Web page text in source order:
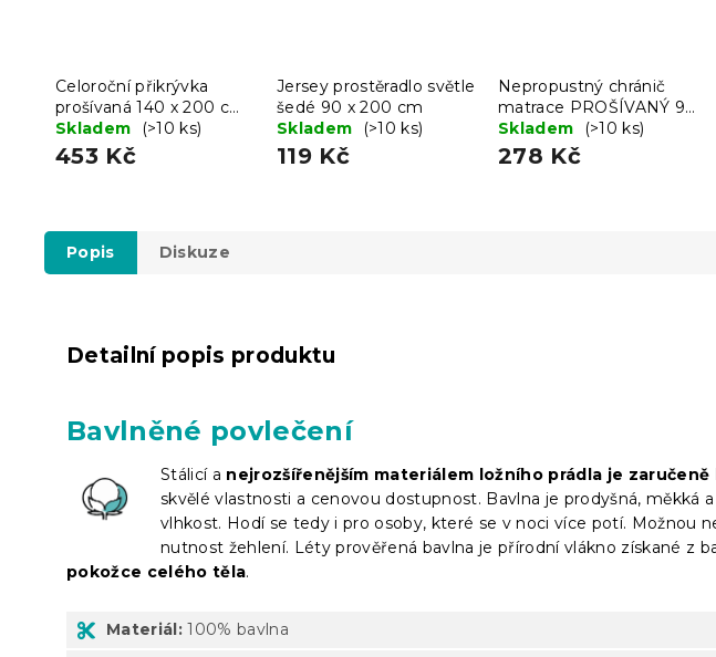
Celoroční přikrývka
prošívaná 140 x 200 cm
s polštářem BASIC 70 x
90 cm
Skladem (>10 ks)
453 Kč
Jersey prostěradlo světle
šedé 90 x 200 cm
Skladem
(>10 ks)
119 Kč
Nepropustný chránič
matrace PROŠÍVANÝ 90
x 200 cm
Skladem (>10 ks)
278 Kč
Popis Diskuze
Detailní popis produktu
Bavlněné povlečení
Stálicí a nejrozšířenějším materiálem ložního prádla je zaručeně
skvělé vlastnosti a cenovou dostupnost. Bavlna je prodyšná, měkká
vlhkost. Hodí se tedy i pro osoby, které se v noci více potí. Možnou
nutnost žehlení. Léty prověřená bavlna je přírodní vlákno získané z
pokožce celého těla.
Materiál: 100% bavlna